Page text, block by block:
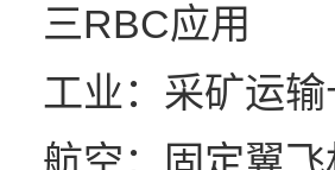
三RBC应用
工业：采矿运